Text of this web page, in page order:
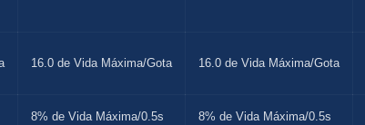
16.0 de Vida Máxima/Gota 16.0 de Vida Máxima/Gota
8% de Vida Máxima/0.5s 8% de Vida Máxima/0.5s